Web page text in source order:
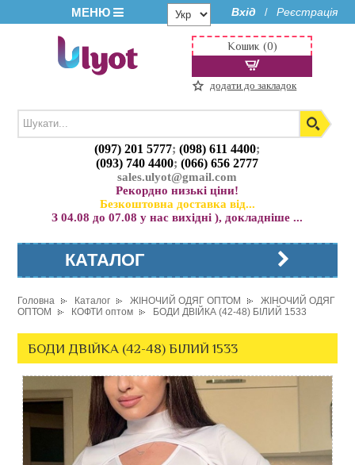
МЕНЮ Вхід / Реєстрація
(097) 201 5777;(098) 611 4400;
(093) 740 4400;(066) 656 2777
sales.ulyot@gmail.com
Рекордно низькі ціни!
Безкоштовна доставка від...
З 04.08 до 07.08 у нас вихідні ), докладніше ...
Кошик (0)
додати до закладок
КАТАЛОГ
Головна Каталог ЖІНОЧИЙ ОДЯГ ОПТОМ
ЖІНОЧИЙ ОДЯГ
ОПТОМ
КОФТИ оптом БОДИ ДВІЙКА (42-48) БІЛИЙ 1533
БОДИ ДВІЙКА (42-48) БІЛИЙ 1533